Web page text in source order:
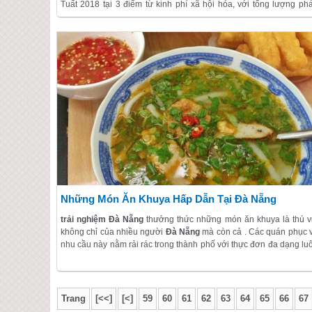
Tuất 2018 tại 3 điểm từ kinh phí xã hội hóa, với tổng lượng
tầm cao là 2.400 quả và 300 giàn pháo tầm thấp cùng các hiệu
đặc biệt khác.
Những Món Ăn Khuya Hấp Dẫn Tại Đà Nẵng
trải nghiệm Đà Nẵng thưởng thức những món ăn khuya là thú
không chỉ của nhiều người Đà Nẵng mà còn cả . Các quán phục
nhu cầu này nằm rải rác trong thành phố với thực đơn đa dạng
đông người thưởng thức.
Trang [<<] [<] 59 60 61 62 63 64 65 66 67